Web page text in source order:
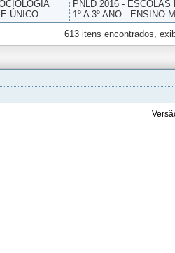
ÚNICO
PNLD 2016 -
1º A 3º ANO - ENSINO
613 itens encontrados,